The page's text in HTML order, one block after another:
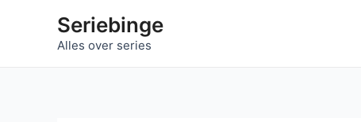
Seriebinge
Alles over series